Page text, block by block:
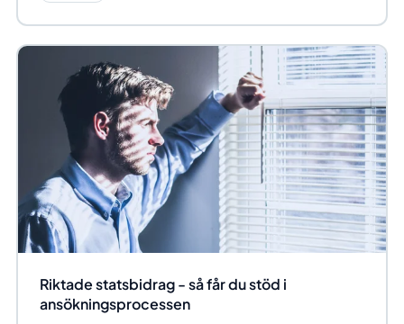
Riktade statsbidrag - så får du stöd i
ansökningsprocessen